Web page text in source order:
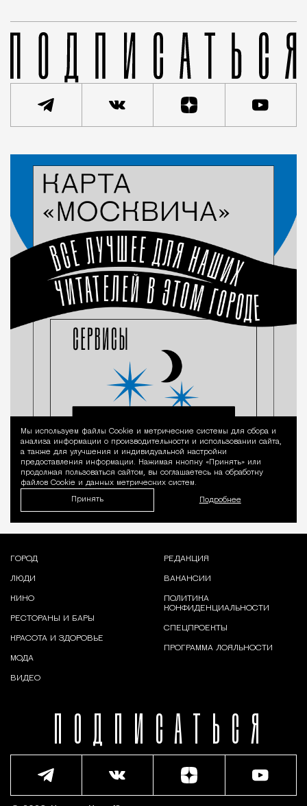
Уведомление
Мы используем файлы Сookie и метрические системы для сбора и
анализа информации о производительности и использовании сайта,
а также для улучшения и индивидуальной настройки
предоставления информации. Нажимая кнопку «Принять» или
продолжая пользоваться сайтом, вы соглашаетесь на обработку
файлов Cookie и данных метрических систем.
Принять Подробнее
ПОДПИСАТЬСЯ
ГОРОД
ЛЮДИ
КИНО
РЕСТОРАНЫ И БАРЫ
КРАСОТА И ЗДОРОВЬЕ
МОДА
ВИДЕО
РЕДАКЦИЯ
ВАКАНСИИ
ПОЛИТИКА
КОНФИДЕНЦИАЛЬНОСТИ
СПЕЦПРОЕКТЫ
ПРОГРАММА ЛОЯЛЬНОСТИ